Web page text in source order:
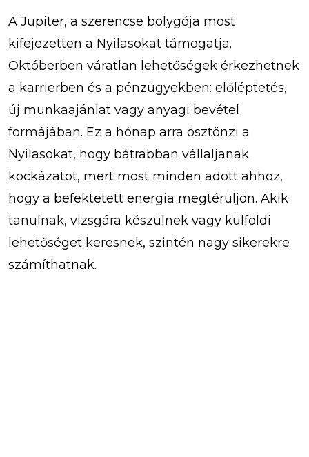
A Jupiter, a szerencse bolygója most
kifejezetten a Nyilasokat támogatja.
Októberben váratlan lehetőségek érkezhetnek
a karrierben és a pénzügyekben: előléptetés,
új munkaajánlat vagy anyagi bevétel
formájában. Ez a hónap arra ösztönzi a
Nyilasokat, hogy bátrabban vállaljanak
kockázatot, mert most minden adott ahhoz,
hogy a befektetett energia megtérüljön. Akik
tanulnak, vizsgára készülnek vagy külföldi
lehetőséget keresnek, szintén nagy sikerekre
számíthatnak.